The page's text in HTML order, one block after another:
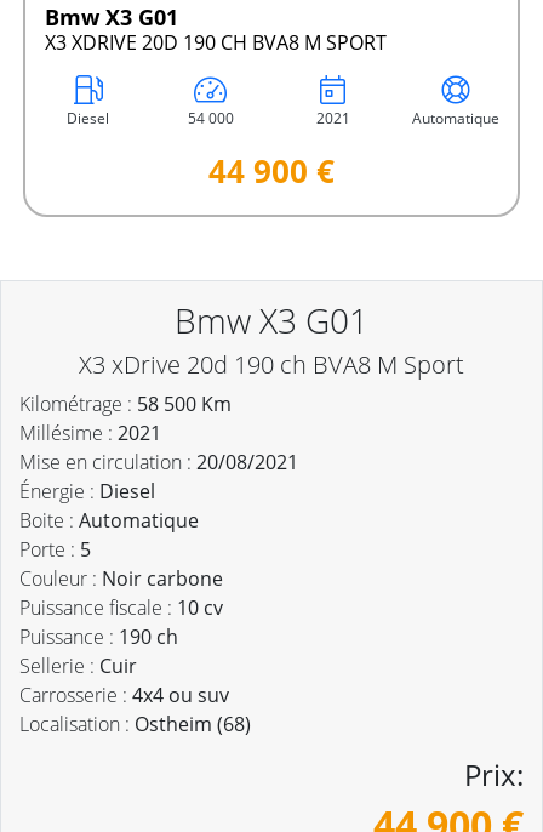
Bmw X3 G01
X3 XDRIVE 20D 190 CH BVA8 M SPORT
Diesel 54 000 2021 Automatique
44 900 €
Bmw X3 G01
X3 xDrive 20d 190 ch BVA8 M Sport
Kilométrage : 58 500 Km
Millésime : 2021
Mise en circulation : 20/08/2021
Énergie : Diesel
Boite : Automatique
Porte : 5
Couleur : Noir carbone
Puissance fiscale : 10 cv
Puissance : 190 ch
Sellerie : Cuir
Carrosserie : 4x4 ou suv
Localisation : Ostheim (68)
Prix: